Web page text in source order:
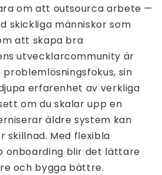
om att outsourca arbete —
skickliga människor som
att skapa bra
utvecklarcommunity är
sin
erfarenhet av verkliga
om du skalar upp en
äldre system kan
Med flexibla
onboarding blir det lättare
och bygga bättre.